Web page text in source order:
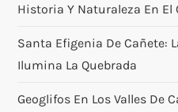
Historia Y Naturaleza En El
Santa Efigenia De Cañete:
Ilumina La Quebrada
Geoglifos En Los Valles De